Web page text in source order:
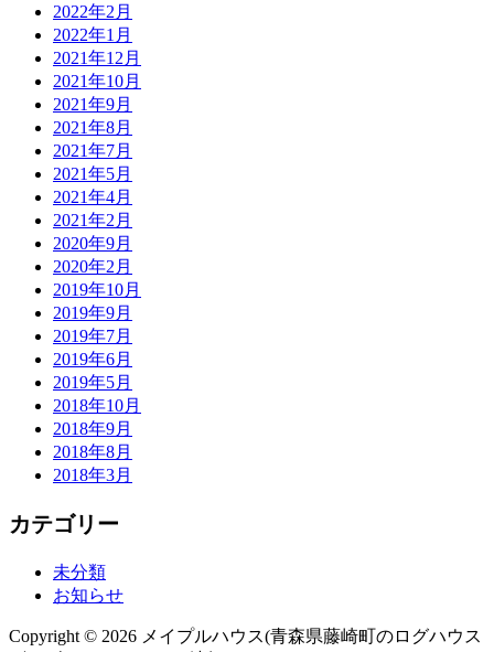
2022年2月
2022年1月
2021年12月
2021年10月
2021年9月
2021年8月
2021年7月
2021年5月
2021年4月
2021年2月
2020年9月
2020年2月
2019年10月
2019年9月
2019年7月
2019年6月
2019年5月
2018年10月
2018年9月
2018年8月
2018年3月
カテゴリー
未分類
お知らせ
Copyright © 2026 メイプルハウス(青森県藤崎町のログハウス